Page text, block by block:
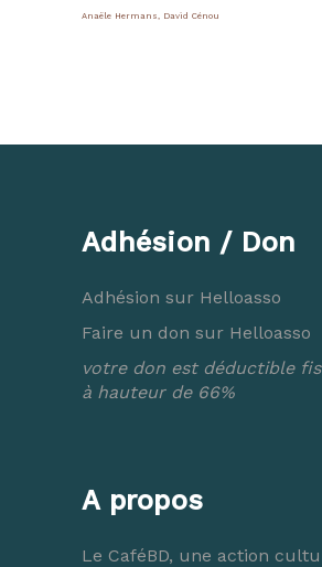
Anaële Hermans, David Cénou
Adhésion / Don
Adhésion sur Helloasso
Faire un don sur Helloasso
votre don est déductible
à hauteur de 66%
A propos
Le CaféBD, une action